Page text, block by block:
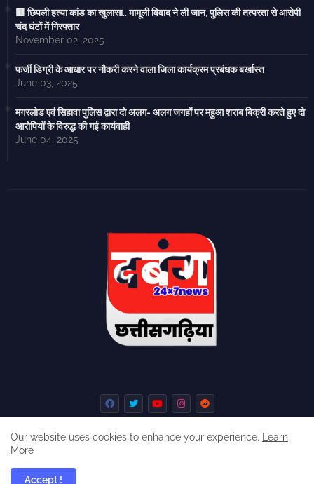
🟥 छिपली हत्या कांड का खुलासा.. मामूली विवाद ने ली जान, पुलिस की तत्परता से आरोपी
चंद घंटों में गिरफ्तार
November 02, 2025
फर्जी डिग्री के आधार पर नौकरी करने वाला जिला कार्यक्रम प्रबंधक बर्खास्त
June 03, 2025
मगरलोड एवं सिहावा पुलिस द्वारा दो अलग- अलग जगहों पर महुआ शराब बिक्री करते हुए दो
आरोपियों के विरुद्ध की गई कार्यवाही
June 04, 2025
Our website uses cookies to enhance your experience.
Learn
More
Accept !